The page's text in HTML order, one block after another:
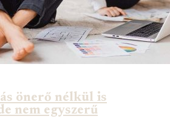
önerő nélkül is
nem egyszerű